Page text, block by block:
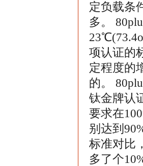
定负载条
多。
项认证的
定程度的
的。
钛金牌认
要求在
别达到
标准对比
多了个